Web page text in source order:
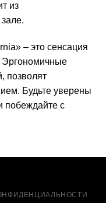
из
– это сенсация
Эргономичные
позволят
Будьте уверены
побеждайте с